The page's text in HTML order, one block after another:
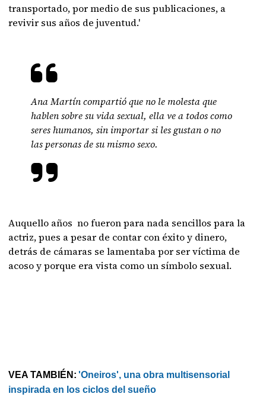
transportado, por medio de sus publicaciones, a
revivir sus años de juventud.'
Ana Martín compartió que no le molesta que
hablen sobre su vida sexual, ella ve a todos como
seres humanos, sin importar si les gustan o no
las personas de su mismo sexo.
Auquello años no fueron para nada sencillos para la
actriz, pues a pesar de contar con éxito y dinero,
detrás de cámaras se lamentaba por ser víctima de
acoso y porque era vista como un símbolo sexual.
VEA TAMBIÉN: 'Oneiros', una obra multisensorial
inspirada en los ciclos del sueño